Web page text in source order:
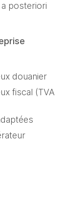
posteriori
douanier
fiscal (TVA